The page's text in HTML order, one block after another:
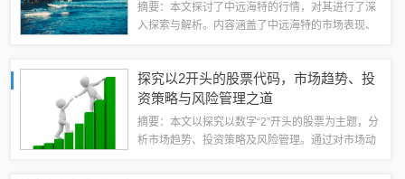
摘要：本文探讨了中远海特的行情，对其进行了深
入探索与解析。内容涵盖了中远海特的市场表现、
策。一、中远海特行情概述近年来，中远海特在...
探究以2开头的股票代码，市场趋势、投
资策略与风险管理之道
摘要：本文以探究以数字“2”开头的股票为主题，分
析市场趋势、投资策略及风险管理。通过对市场动